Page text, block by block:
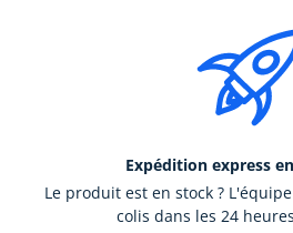
Expédition express
Le produit est en stock ?
colis dans les 24